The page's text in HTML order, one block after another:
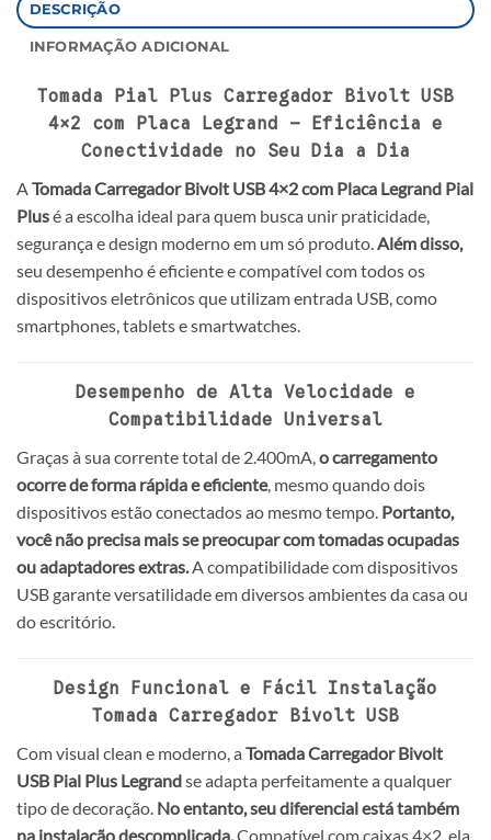
DESCRIÇÃO
INFORMAÇÃO ADICIONAL
Tomada Pial Plus Carregador Bivolt USB
4×2 com Placa Legrand – Eficiência e
Conectividade no Seu Dia a Dia
ATomada Carregador Bivolt USB 4×2 com Placa Legrand Pial
Plusé a escolha ideal para quem busca unir praticidade,
segurança e design moderno em um só produto.Além disso,
seu desempenho é eficiente e compatível com todos os
dispositivos eletrônicos que utilizam entrada USB, como
smartphones, tablets e smartwatches.
Desempenho de Alta Velocidade e
Compatibilidade Universal
Graças à sua corrente total de 2.400mA,o carregamento
ocorre de forma rápida e eficiente, mesmo quando dois
dispositivos estão conectados ao mesmo tempo. Portanto,
você não precisa mais se preocupar com tomadas ocupadas
ou adaptadores extras.A compatibilidade com dispositivos
USB garante versatilidade em diversos ambientes da casa ou
do escritório.
Design Funcional e Fácil Instalação
Tomada Carregador Bivolt USB
Com visual clean e moderno, a Tomada Carregador Bivolt
USB Pial Plus Legrandse adapta perfeitamente a qualquer
tipo de decoração. No entanto, seu diferencial está também
na instalação descomplicada.Compatível com caixas 4×2, ela